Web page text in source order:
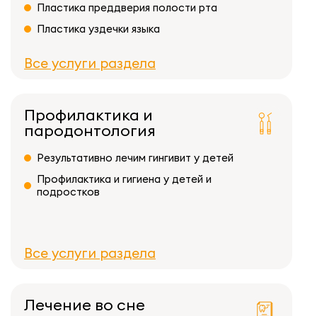
Пластика преддверия полости рта
Пластика уздечки языка
Все услуги раздела
Профилактика и
пародонтология
Результативно лечим гингивит у детей
Профилактика и гигиена у детей и
подростков
Все услуги раздела
Лечение во сне